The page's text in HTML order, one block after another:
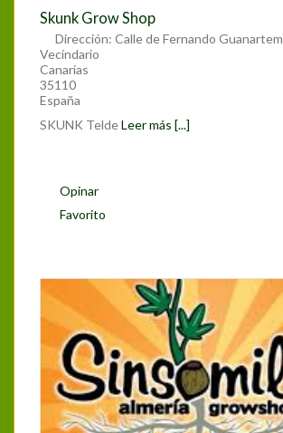
Skunk Grow Shop
Dirección:Calle de Fernando
Vecindario
Canarias
35110
España
SKUNK TeldeLeer más [...]
Opinar
Favorito